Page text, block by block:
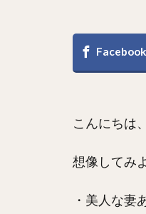
こんにちは
想像してみ
・美人な妻